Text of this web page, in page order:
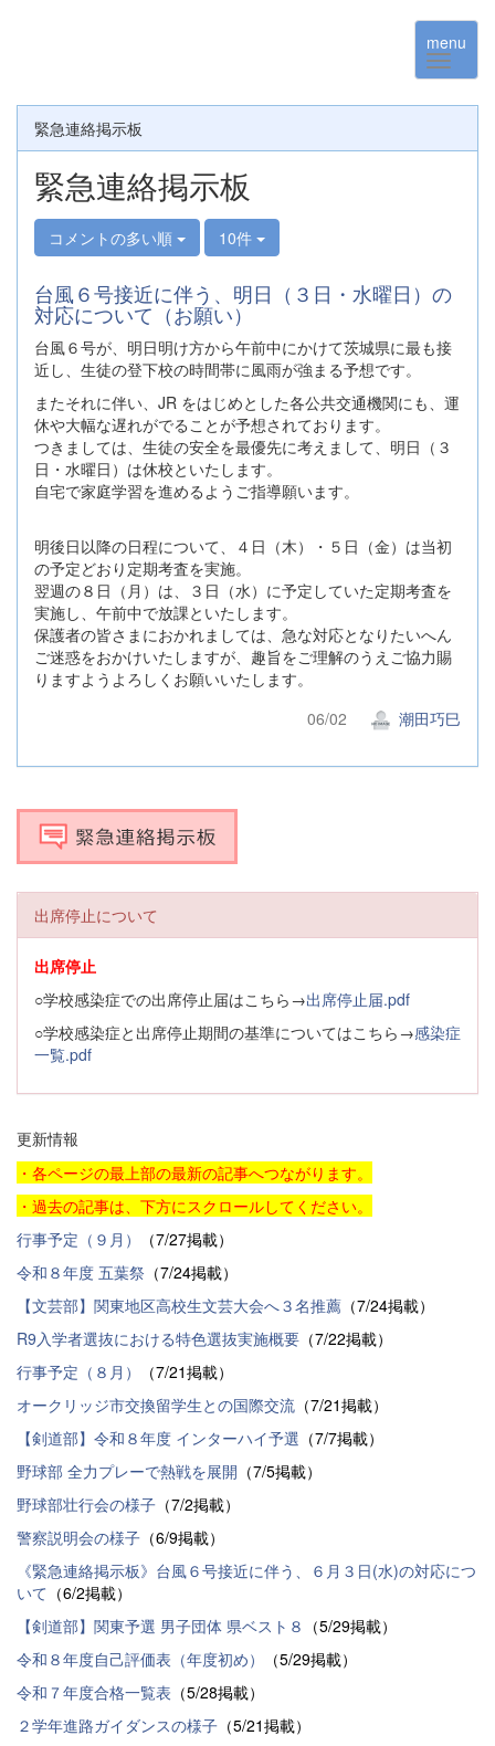
menu
緊急連絡掲示板
緊急連絡掲示板
コメントの多い順 10件
台風６号接近に伴う、明日（３日・水曜日）の
対応について（お願い）
台風６号が、明日明け方から午前中にかけて茨城県に最も接
近し、生徒の登下校の時間帯に風雨が強まる予想です。
またそれに伴い、JR をはじめとした各公共交通機関にも、運
休や大幅な遅れがでることが予想されております。
つきましては、生徒の安全を最優先に考えまして、明日（３
日・水曜日）は休校といたします。
自宅で家庭学習を進めるようご指導願います。
明後日以降の日程について、４日（木）・５日（金）は当初
の予定どおり定期考査を実施。
翌週の８日（月）は、３日（水）に予定していた定期考査を
実施し、午前中で放課といたします。
保護者の皆さまにおかれましては、急な対応となりたいへん
ご迷惑をおかけいたしますが、趣旨をご理解のうえご協力賜
りますようよろしくお願いいたします。
06/02
潮田巧巳
出席停止について
出席停止
○学校感染症での出席停止届はこちら→出席停止届.pdf
○学校感染症と出席停止期間の基準についてはこちら→感染症
一覧.pdf
更新情報
・各ページの最上部の最新の記事へつながります。
・過去の記事は、下方にスクロールしてください。
行事予定（９月）
（7/27掲載）
令和８年度 五葉祭 （7/24掲載）
【文芸部】関東地区高校生文芸大会へ３名推薦 （7/24掲載）
R9入学者選抜における特色選抜実施概要 （7/22掲載）
行事予定（８月）
（7/21掲載）
オークリッジ市交換留学生との国際交流 （7/21掲載）
【剣道部】令和８年度 インターハイ予選 （7/7掲載）
野球部 全力プレーで熱戦を展開 （7/5掲載）
野球部壮行会の様子 （7/2掲載）
警察説明会の様子 （6/9掲載）
《緊急連絡掲示板》台風６号接近に伴う、６月３日(水)の対応につ
いて （6/2掲載）
【剣道部】関東予選 男子団体 県ベスト８ （5/29掲載）
令和８年度自己評価表（年度初め）
（5/29掲載）
令和７年度合格一覧表 （5/28掲載）
２学年進路ガイダンスの様子 （5/21掲載）